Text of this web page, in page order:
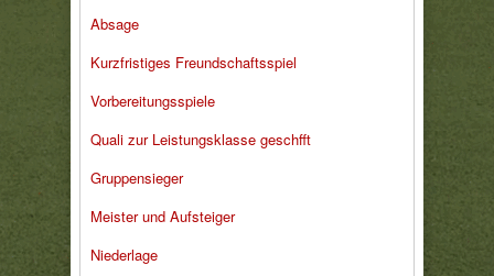
Absage
Kurzfristiges Freundschaftsspiel
Vorbereitungsspiele
Quali zur Leistungsklasse geschfft
Gruppensieger
Meister und Aufsteiger
Niederlage